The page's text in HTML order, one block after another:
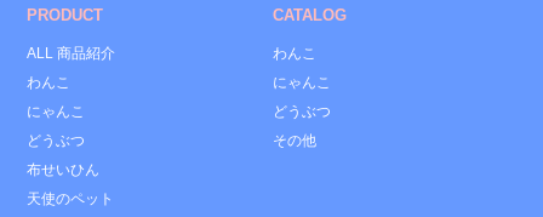
PRODUCT
ALL 商品紹介
わんこ
にゃんこ
どうぶつ
布せいひん
天使のペット
CATALOG
わんこ
にゃんこ
どうぶつ
その他